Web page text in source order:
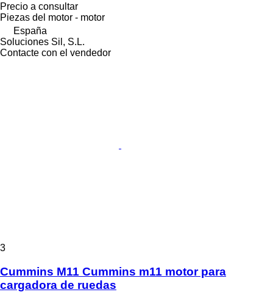
Precio a consultar
Piezas del motor - motor
España
Soluciones Sil, S.L.
Contacte con el vendedor
3
Cummins M11 Cummins m11 motor para
cargadora de ruedas